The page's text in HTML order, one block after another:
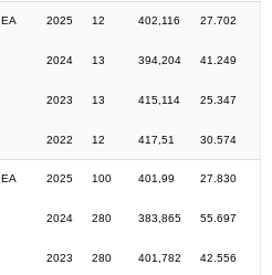
EA 2025
2024
2023
2022
12
13
13
12
402,116
394,204
415,114
417,51
27.702
41.249
25.347
30.574
EA 2025
2024
2023
100
280
280
401,99
383,865
401,782
27.830
55.697
42.556